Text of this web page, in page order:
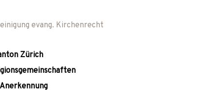
evang. Kirchenrecht
Zürich